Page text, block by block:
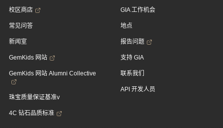
校区商店
常见问答
新闻室
GemKids 网站
GemKids 网站 Alumni Collective
珠宝质量保证基准v
4C 钻石品质标准
GIA 工作机会
地点
报告问题
支持 GIA
联系我们
API 开发人员